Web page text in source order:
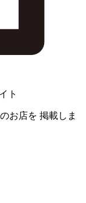
ト
お店を 掲載しま